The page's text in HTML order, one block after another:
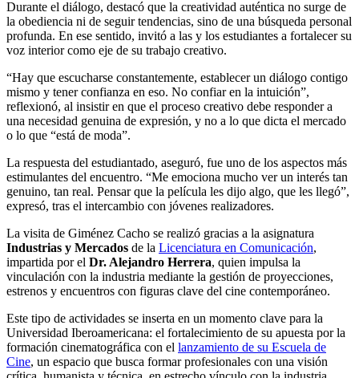
Durante el diálogo, destacó que la creatividad auténtica no surge de
la obediencia ni de seguir tendencias, sino de una búsqueda personal
profunda. En ese sentido, invitó a las y los estudiantes a fortalecer su
voz interior como eje de su trabajo creativo.
“Hay que escucharse constantemente, establecer un diálogo contigo
mismo y tener confianza en eso. No confiar en la intuición”,
reflexionó, al insistir en que el proceso creativo debe responder a
una necesidad genuina de expresión, y no a lo que dicta el mercado
o lo que “está de moda”.
La respuesta del estudiantado, aseguró, fue uno de los aspectos más
estimulantes del encuentro. “Me emociona mucho ver un interés tan
genuino, tan real. Pensar que la película les dijo algo, que les llegó”,
expresó, tras el intercambio con jóvenes realizadores.
La visita de Giménez Cacho se realizó gracias a la asignatura
Industrias y Mercados de la Licenciatura en Comunicación,
impartida por el Dr. Alejandro Herrera, quien impulsa la
vinculación con la industria mediante la gestión de proyecciones,
estrenos y encuentros con figuras clave del cine contemporáneo.
Este tipo de actividades se inserta en un momento clave para la
Universidad Iberoamericana: el fortalecimiento de su apuesta por la
formación cinematográfica con el lanzamiento de su Escuela de
Cine, un espacio que busca formar profesionales con una visión